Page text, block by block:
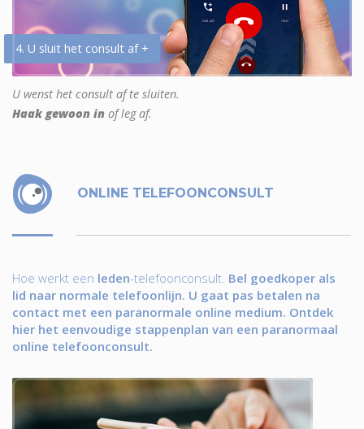
4. U sluit het consult af +
U wenst het consult af te sluiten.
Haak gewoon in of leg af.
ONLINE TELEFOONCONSULT
Hoe werkt een leden-telefoonconsult. Bel goedkoper als
lid naar normale telefoonlijn. U gaat pas betalen na
contact met een paranormale online medium. Ontdek
hier het eenvoudige stappenplan van een paranormaal
online telefoonconsult.